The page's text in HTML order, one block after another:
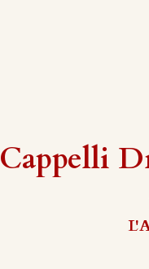
Cappelli